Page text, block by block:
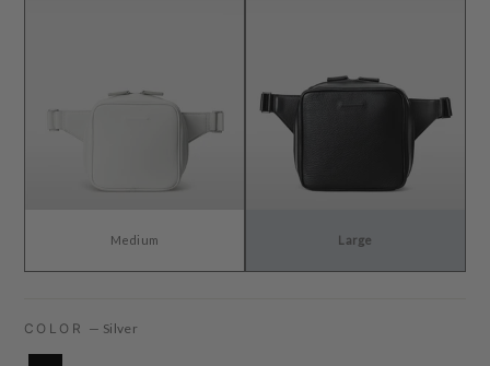
Medium Large
COLOR — Silver